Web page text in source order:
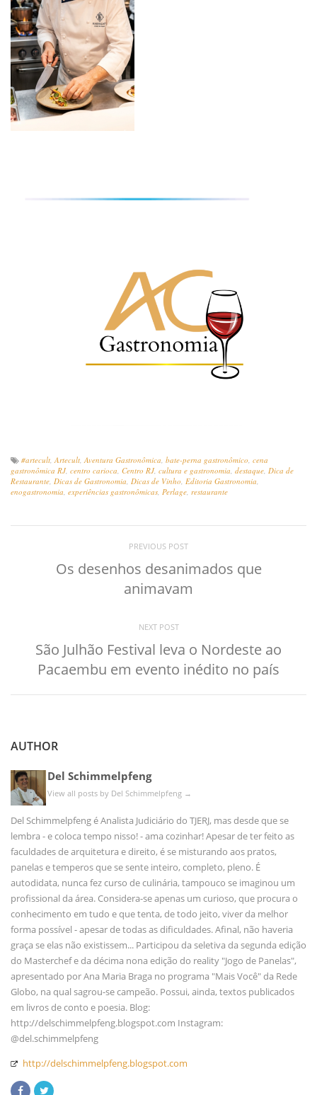
#artecult Artecult Aventura Gastronômica bate-perna gastronômico cena
gastronômica RJ centro carioca Centro RJ cultura e gastronomia destaque Dica de
Restaurante Dicas de Gastronomia Dicas de Vinho Editoria Gastronomia
enogastronomia experiências gastronômicas Perlage restaurante
PREVIOUS POST
Os desenhos desanimados que
animavam
NEXT POST
São Julhão Festival leva o Nordeste ao
Pacaembu em evento inédito no país
AUTHOR
Del Schimmelpfeng
View all posts by Del Schimmelpfeng →
Del Schimmelpfeng é Analista Judiciário do TJERJ, mas desde que se
lembra - e coloca tempo nisso! - ama cozinhar! Apesar de ter feito as
faculdades de arquitetura e direito, é se misturando aos pratos,
panelas e temperos que se sente inteiro, completo, pleno. É
autodidata, nunca fez curso de culinária, tampouco se imaginou um
profissional da área. Considera-se apenas um curioso, que procura o
conhecimento em tudo e que tenta, de todo jeito, viver da melhor
forma possível - apesar de todas as dificuldades. Afinal, não haveria
graça se elas não existissem... Participou da seletiva da segunda edição
do Masterchef e da décima nona edição do reality "Jogo de Panelas",
apresentado por Ana Maria Braga no programa "Mais Você" da Rede
Globo, na qual sagrou-se campeão. Possui, ainda, textos publicados
em livros de conto e poesia. Blog:
http://delschimmelpfeng.blogspot.com Instagram:
@del.schimmelpfeng
http://delschimmelpfeng.blogspot.com